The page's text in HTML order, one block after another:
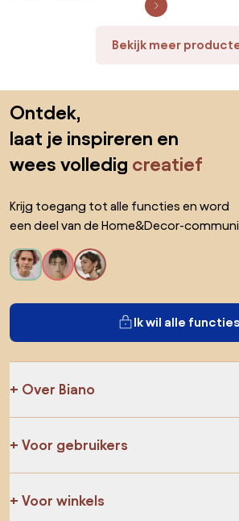
Bekijk meer
Ontdek,
laat je inspireren en
wees volledig creatief
Krijg toegang tot alle functies en word
een deel van de Home&Decor-
Ik wil alle
Over Biano
Voor gebruikers
Voor winkels